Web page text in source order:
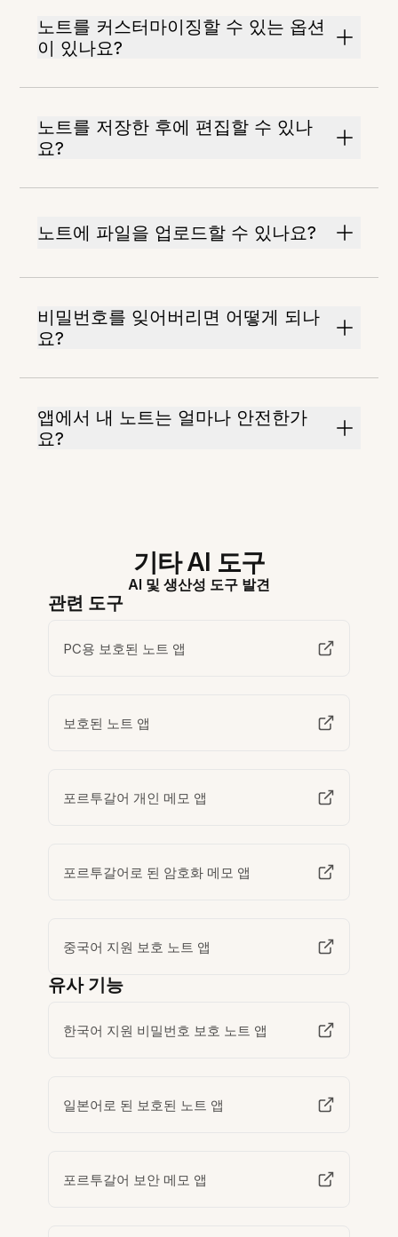
노트를 커스터마이징할 수 있는 옵션
이 있나요?
노트를 저장한 후에 편집할 수 있나
요?
노트에 파일을 업로드할 수 있나요?
비밀번호를 잊어버리면 어떻게 되나
요?
앱에서 내 노트는 얼마나 안전한가
요?
기타 AI 도구
AI 및 생산성 도구 발견
관련 도구
PC용 보호된 노트 앱
보호된 노트 앱
포르투갈어 개인 메모 앱
포르투갈어로 된 암호화 메모 앱
중국어 지원 보호 노트 앱
유사 기능
한국어 지원 비밀번호 보호 노트 앱
일본어로 된 보호된 노트 앱
포르투갈어 보안 메모 앱